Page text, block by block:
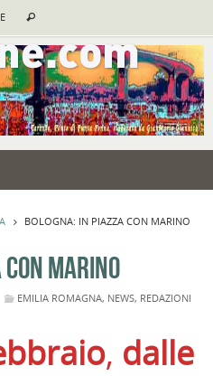
Cerca
BOLOGNA: IN PIAZZA CON MARINO
MARINO
EMILIA ROMAGNA, NEWS, REDAZIONI
, dalle